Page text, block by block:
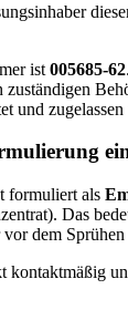
ist 005685-62
zuständigen
und
formuliert als
Das
dem
kontaktmäßig